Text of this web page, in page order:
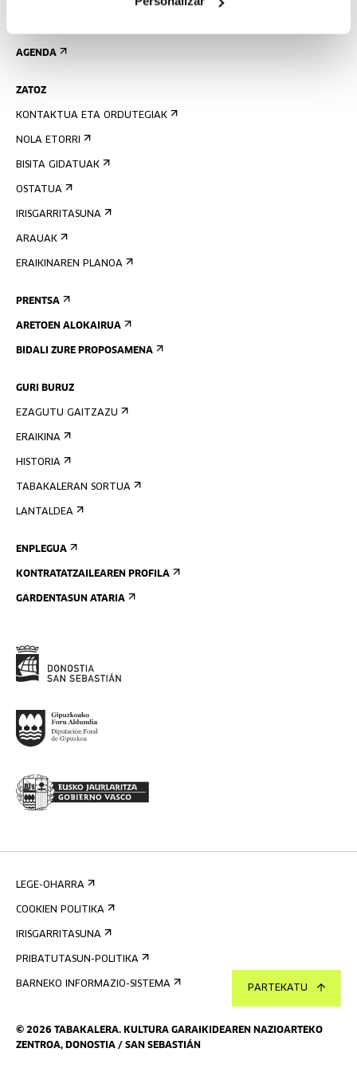
PARTEKATU
AGENDA
ZATOZ
KONTAKTUA ETA ORDUTEGIAK
NOLA ETORRI
BISITA GIDATUAK
OSTATUA
IRISGARRITASUNA
ARAUAK
ERAIKINAREN PLANOA
PRENTSA
ARETOEN ALOKAIRUA
BIDALI ZURE PROPOSAMENA
GURI BURUZ
EZAGUTU GAITZAZU
ERAIKINA
HISTORIA
TABAKALERAN SORTUA
LANTALDEA
ENPLEGUA
KONTRATATZAILEAREN PROFILA
GARDENTASUN ATARIA
© 2026 TABAKALERA. KULTURA GARAIKIDEAREN NAZIOARTEKO
ZENTROA, DONOSTIA / SAN SEBASTIÁN
LEGE-OHARRA
COOKIEN POLITIKA
IRISGARRITASUNA
PRIBATUTASUN-POLITIKA
BARNEKO INFORMAZIO-SISTEMA